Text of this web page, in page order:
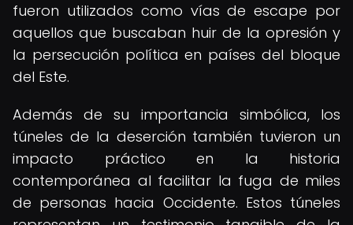
fueron utilizados como vías de escape por
aquellos que buscaban huir de la opresión y
la persecución política en países del bloque
del Este.
Además de su importancia simbólica, los
túneles de la deserción también tuvieron un
impacto práctico en la historia
contemporánea al facilitar la fuga de miles
de personas hacia Occidente. Estos túneles